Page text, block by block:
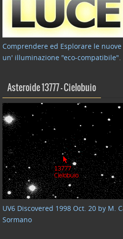
Comprendere ed Esplorare le
un' illuminazione "eco-compatibile".
Asteroide 13777 – Cielobuio
UV6 Discovered 1998 Oct. 20 by M.
Sormano